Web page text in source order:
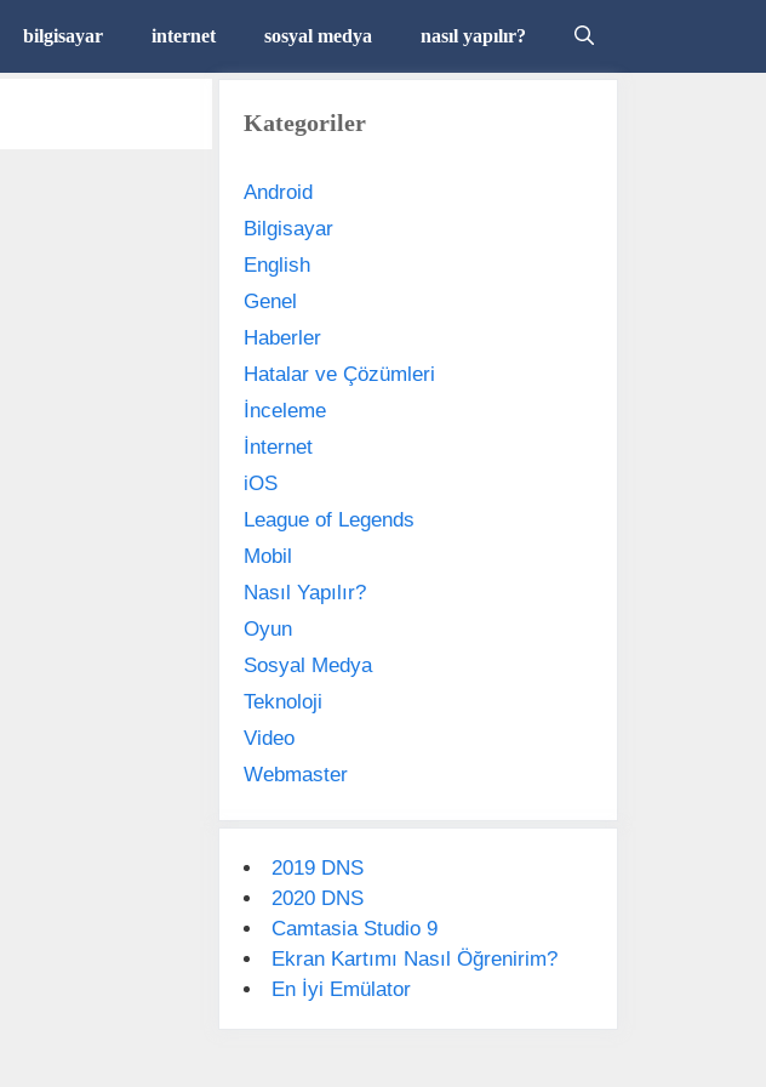
bilgisayar internet sosyal medya nasıl yapılır?
Kategoriler
Android
Bilgisayar
English
Genel
Haberler
Hatalar ve Çözümleri
İnceleme
İnternet
iOS
League of Legends
Mobil
Nasıl Yapılır?
Oyun
Sosyal Medya
Teknoloji
Video
Webmaster
2019 DNS
2020 DNS
Camtasia Studio 9
Ekran Kartımı Nasıl Öğrenirim?
En İyi Emülator